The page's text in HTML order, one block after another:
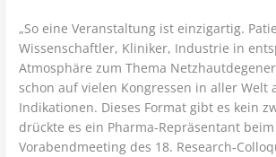
„So eine Veranstaltung ist einzigartig.
Wissenschaftler, Kliniker, Industrie in
Atmosphäre zum Thema
schon auf vielen Kongressen in aller Welt
Indikationen. Dieses Format gibt es kein
drückte es ein Pharma-Repräsentant beim
Vorabendmeeting des 18. Research-